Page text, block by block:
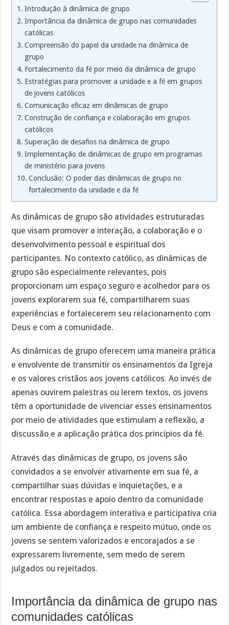
Introdução à dinâmica de grupo
Importância da dinâmica de grupo nas comunidades
católicas
Compreensão do papel da unidade na dinâmica de
grupo
Fortalecimento da fé por meio da dinâmica de grupo
Estratégias para promover a unidade e a fé em grupos
de jovens católicos
Comunicação eficaz em dinâmicas de grupo
Construção de confiança e colaboração em grupos
católicos
Superação de desafios na dinâmica de grupo
Implementação de dinâmicas de grupo em programas
de ministério para jovens
Conclusão: O poder das dinâmicas de grupo no
fortalecimento da unidade e da fé
As dinâmicas de grupo são atividades estruturadas
que visam promover a interação, a colaboração e o
desenvolvimento pessoal e espiritual dos
participantes. No contexto católico, as dinâmicas de
grupo são especialmente relevantes, pois
proporcionam um espaço seguro e acolhedor para os
jovens explorarem sua fé, compartilharem suas
experiências e fortalecerem seu relacionamento com
Deus e com a comunidade.
As dinâmicas de grupo oferecem uma maneira prática
e envolvente de transmitir os ensinamentos da Igreja
e os valores cristãos aos jovens católicos. Ao invés de
apenas ouvirem palestras ou lerem textos, os jovens
têm a oportunidade de vivenciar esses ensinamentos
por meio de atividades que estimulam a reflexão, a
discussão e a aplicação prática dos princípios da fé.
Através das dinâmicas de grupo, os jovens são
convidados a se envolver ativamente em sua fé, a
compartilhar suas dúvidas e inquietações, e a
encontrar respostas e apoio dentro da comunidade
católica. Essa abordagem interativa e participativa cria
um ambiente de confiança e respeito mútuo, onde os
jovens se sentem valorizados e encorajados a se
expressarem livremente, sem medo de serem
julgados ou rejeitados.
Importância da dinâmica de grupo nas
comunidades católicas